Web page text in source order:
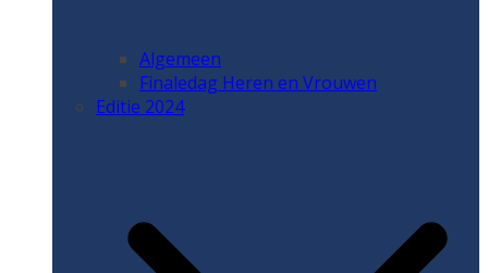
Algemeen
Finaledag Heren en Vrouwen
Editie 2024